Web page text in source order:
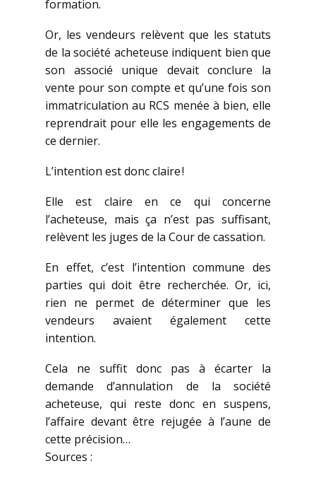
formation.
Or, les vendeurs relèvent que les statuts
de la société acheteuse indiquent bien que
son associé unique devait conclure la
vente pour son compte et qu’une fois son
immatriculation au RCS menée à bien, elle
reprendrait pour elle les engagements de
ce dernier.
L’intention est donc claire !
Elle est claire en ce qui concerne
l’acheteuse, mais ça n’est pas suffisant,
relèvent les juges de la Cour de cassation.
En effet, c’est l’intention commune des
parties qui doit être recherchée. Or, ici,
rien ne permet de déterminer que les
vendeurs avaient également cette
intention.
Cela ne suffit donc pas à écarter la
demande d’annulation de la société
acheteuse, qui reste donc en suspens,
l’affaire devant être rejugée à l’aune de
cette précision…
Sources :